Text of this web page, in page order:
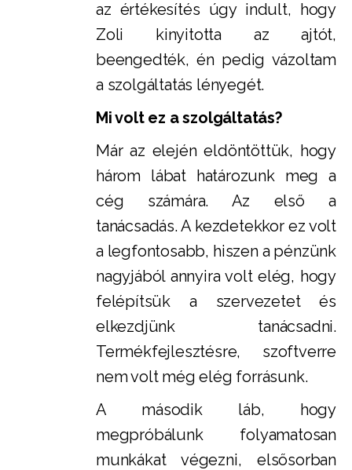
az értékesítés úgy indult, hogy
Zoli kinyitotta az ajtót,
beengedték, én pedig vázoltam
a szolgáltatás lényegét.
Mi volt ez a szolgáltatás?
Már az elején eldöntöttük, hogy
három lábat határozunk meg a
cég számára. Az első a
tanácsadás. A kezdetekkor ez volt
a legfontosabb, hiszen a pénzünk
nagyjából annyira volt elég, hogy
felépítsük a szervezetet és
elkezdjünk tanácsadni.
Termékfejlesztésre, szoftverre
nem volt még elég forrásunk.
A második láb, hogy
megpróbálunk folyamatosan
munkákat végezni, elsősorban